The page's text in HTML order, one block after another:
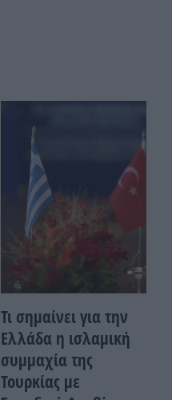
Τι σημαίνει για την
Ελλάδα η ισλαμική
συμμαχία της
Τουρκίας με